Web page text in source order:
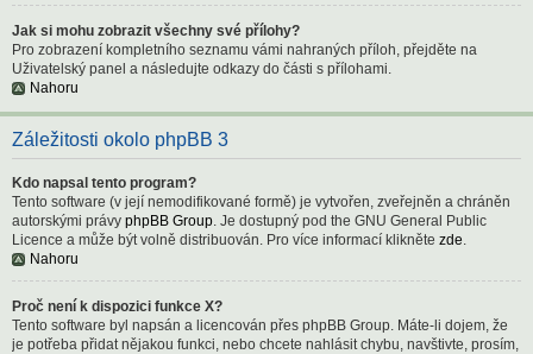
Jak si mohu zobrazit všechny své přílohy?
Pro zobrazení kompletního seznamu vámi nahraných příloh, přejděte na
Uživatelský panel a následujte odkazy do části s přílohami.
Nahoru
Záležitosti okolo phpBB 3
Kdo napsal tento program?
Tento software (v její nemodifikované formě) je vytvořen, zveřejněn a chráněn
autorskými právy phpBB Group. Je dostupný pod the GNU General Public
Licence a může být volně distribuován. Pro více informací klikněte zde.
Nahoru
Proč není k dispozici funkce X?
Tento software byl napsán a licencován přes phpBB Group. Máte-li dojem, že
je potřeba přidat nějakou funkci, nebo chcete nahlásit chybu, navštivte, prosím,